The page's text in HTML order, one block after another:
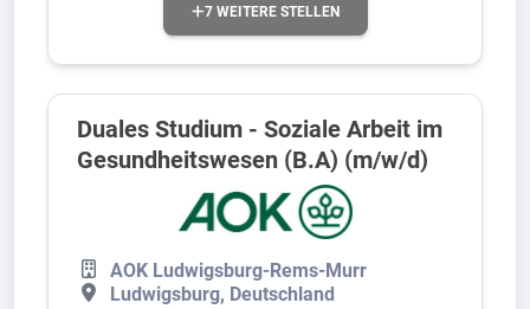
7 WEITERE STELLEN
Duales Studium - Soziale Arbeit im
Gesundheitswesen (B.A) (m/w/d)
AOK Ludwigsburg-Rems-Murr
Ludwigsburg, Deutschland